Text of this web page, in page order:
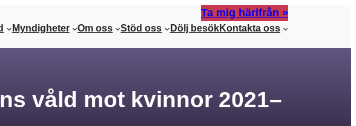
Ta mig härifrån »
Myndigheter Om oss Stöd oss Dölj besökKontakta oss
våld mot kvinnor 2021–